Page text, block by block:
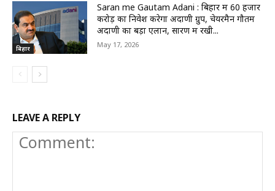
बिहार
Saran me Gautam Adani : बिहार में 60 हजार
करोड़ का निवेश करेगा अदाणी ग्रुप, चेयरमैन गौतम
अदाणी का बड़ा एलान, सारण में रखी...
May 17, 2026
LEAVE A REPLY